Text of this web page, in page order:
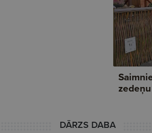
DĀRZS DABA